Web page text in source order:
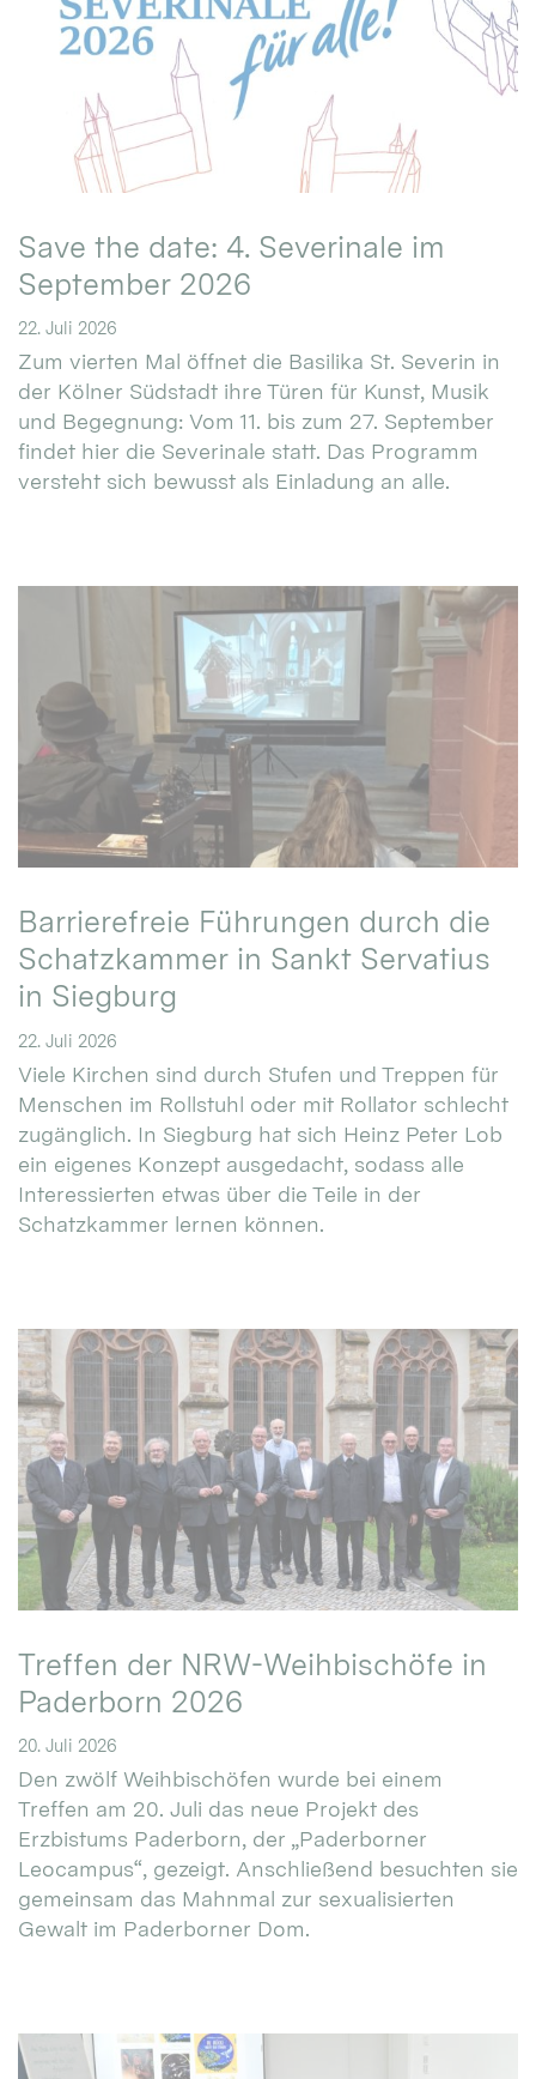
Save the date: 4. Severinale im
September 2026
22. Juli 2026
Zum vierten Mal öffnet die Basilika St. Severin in
der Kölner Südstadt ihre Türen für Kunst, Musik
und Begegnung: Vom 11. bis zum 27. September
findet hier die Severinale statt. Das Programm
versteht sich bewusst als Einladung an alle.
Barrierefreie Führungen durch die
Schatzkammer in Sankt Servatius
in Siegburg
22. Juli 2026
Viele Kirchen sind durch Stufen und Treppen für
Menschen im Rollstuhl oder mit Rollator schlecht
zugänglich. In Siegburg hat sich Heinz Peter Lob
ein eigenes Konzept ausgedacht, sodass alle
Interessierten etwas über die Teile in der
Schatzkammer lernen können.
Treffen der NRW-Weihbischöfe in
Paderborn 2026
20. Juli 2026
Den zwölf Weihbischöfen wurde bei einem
Treffen am 20. Juli das neue Projekt des
Erzbistums Paderborn, der „Paderborner
Leocampus“, gezeigt. Anschließend besuchten sie
gemeinsam das Mahnmal zur sexualisierten
Gewalt im Paderborner Dom.